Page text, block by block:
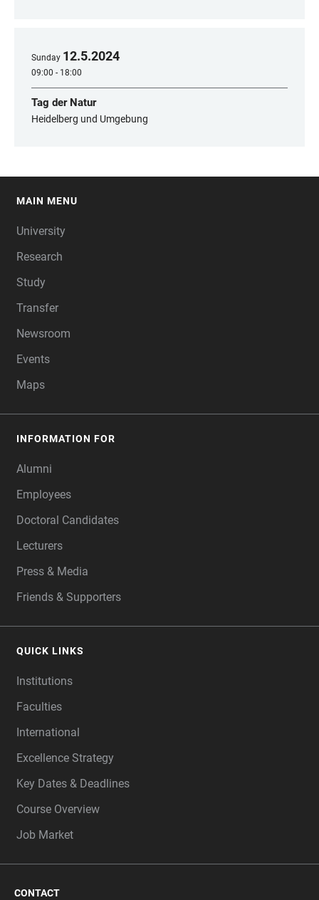
Sunday 12.5.2024
09:00 - 18:00
Tag der Natur
Heidelberg und Umgebung
MAIN MENU
University
Research
Study
Transfer
Newsroom
Events
Maps
INFORMATION FOR
Alumni
Employees
Doctoral Candidates
Lecturers
Press & Media
Friends & Supporters
QUICK LINKS
Institutions
Faculties
International
Excellence Strategy
Key Dates & Deadlines
Course Overview
Job Market
CONTACT